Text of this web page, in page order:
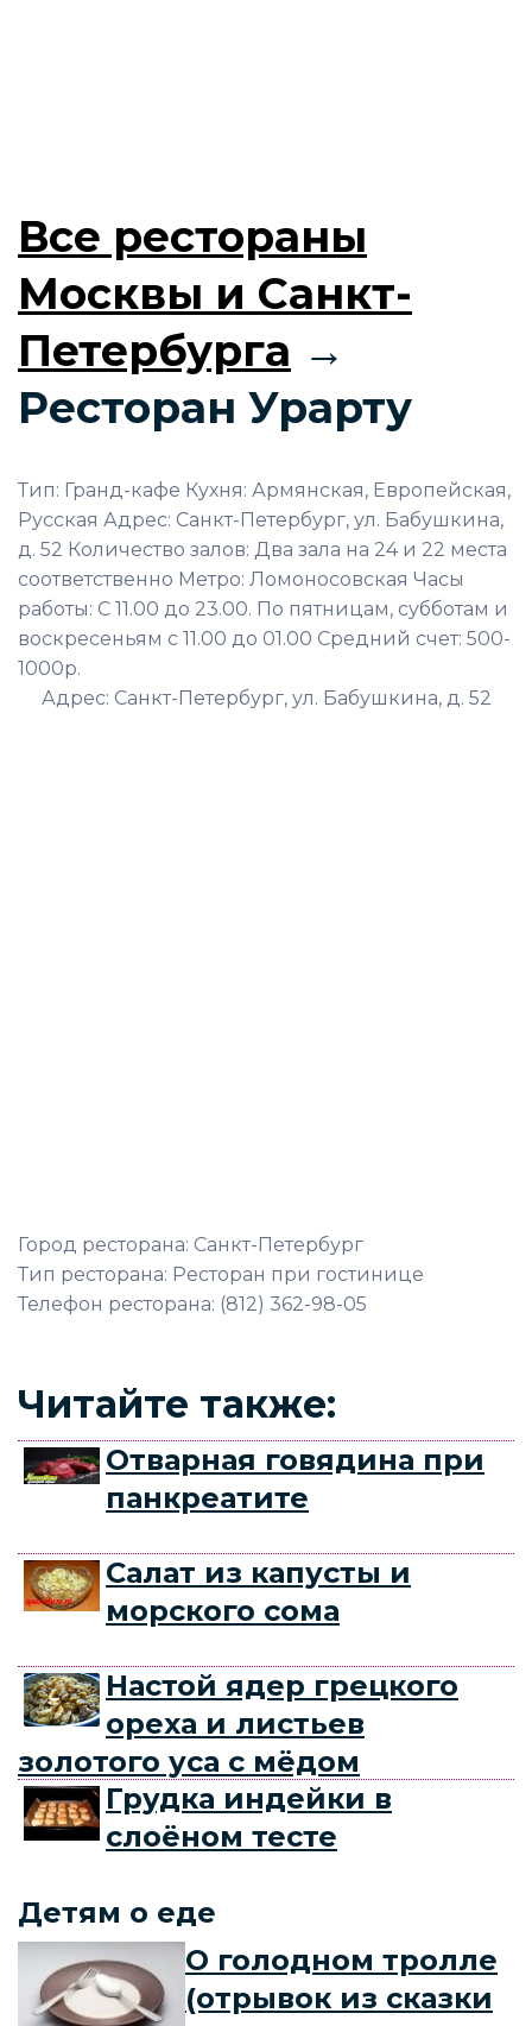
Все рестораны
Москвы и Санкт-
Петербурга →
Ресторан Урарту
Тип: Гранд-кафе Кухня: Армянская, Европейская,
Русская Адрес: Санкт-Петербург, ул. Бабушкина,
д. 52 Количество залов: Два зала на 24 и 22 места
соответственно Метро: Ломоносовская Часы
работы: С 11.00 до 23.00. По пятницам, субботам и
воскресеньям с 11.00 до 01.00 Средний счет: 500-
1000р.
Адрес: Санкт-Петербург, ул. Бабушкина, д. 52
Город ресторана: Санкт-Петербург
Тип ресторана: Ресторан при гостинице
Телефон ресторана: (812) 362-98-05
Читайте также:
Отварная говядина при
панкреатите
Салат из капусты и
морского сома
Настой ядер грецкого
ореха и листьев
золотого уса с мёдом
Грудка индейки в
слоёном тесте
Детям о еде
О голодном тролле
(отрывок из сказки